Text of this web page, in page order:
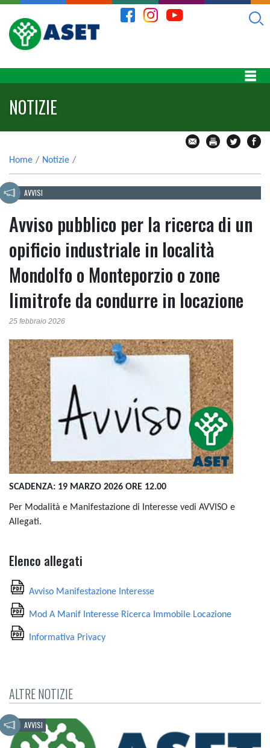
NOTIZIE
Home Notizie
AVVISI
Avviso pubblico per la ricerca di un
opificio industriale in località
Mondolfo o Monteporzio o zone
limitrofe da condurre in locazione
25 febbraio 2026
SCADENZA: 19 MARZO 2026 ORE 12.00
Per Modalità e Manifestazione di Interesse vedi AVVISO e
Allegati.
Elenco allegati
Avviso Manifestazione Interesse
Mod A Manif Interesse Ricerca Immobile Locazione
Informativa Privacy
ALTRE NOTIZIE
AVVISI